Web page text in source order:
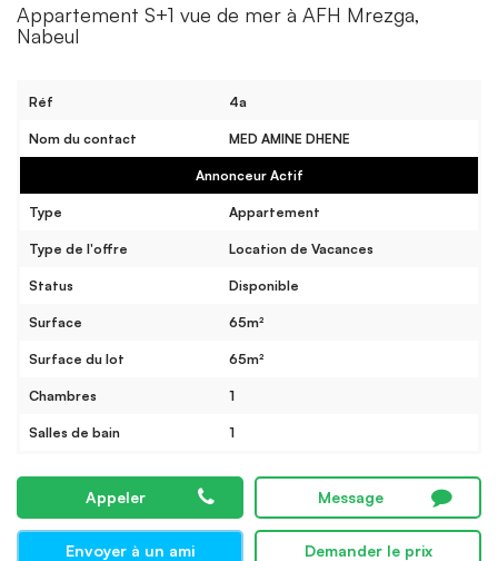
Appartement S+1 vue de mer à AFH Mrezga,
Nabeul
Réf 4a
Nom du contact MED AMINE DHENE
Annonceur Actif
Type Appartement
Type de l'offre Location de Vacances
Status Disponible
Surface 65m²
Surface du lot 65m²
Chambres 1
Salles de bain 1
Appeler Message
Envoyer à un ami Demander le prix